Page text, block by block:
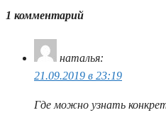
1 комментарий
наталья:
21.09.2019 в 23:19
Где можно узнать